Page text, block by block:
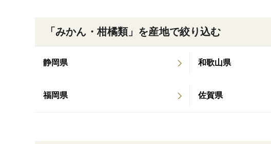
「みかん・柑橘類」を産地で絞り込む
静岡県 和歌山県
福岡県 佐賀県